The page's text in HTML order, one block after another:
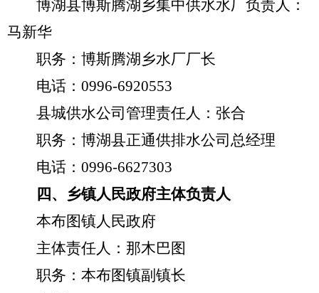
博湖县博斯腾湖乡集中供水水厂负责人：
马新华
职务：博斯腾湖乡水厂厂长
电话： 0996-6920553
县城供水公司管理责任人：张合
职务：博湖县正通供排水公司总经理
电话： 0996-6627303
四、
乡镇人民政府主体负责人
本布图镇人民政府
主体责任人：那木巴图
职务：本布图镇副镇长